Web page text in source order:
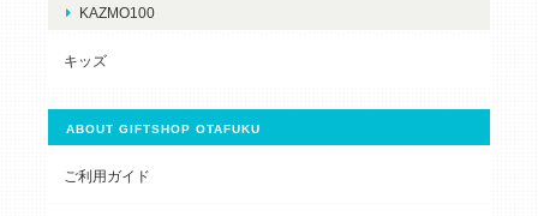
KAZMO100
キッズ
ABOUT GIFTSHOP OTAFUKU
ご利用ガイド